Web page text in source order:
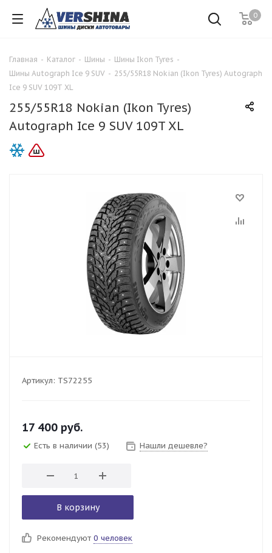
0
Главная - Каталог - Шины - Шины Ikon Tyres -
Шины Autograph Ice 9 SUV - 255/55R18 Nokian (Ikon Tyres) Autograph
Ice 9 SUV 109T XL
255/55R18 Nokian (Ikon Tyres)
Autograph Ice 9 SUV 109T XL
Артикул: TS72255
17 400 руб.
Есть в наличии (53) Нашли дешевле?
В корзину
Рекомендуют 0 человек